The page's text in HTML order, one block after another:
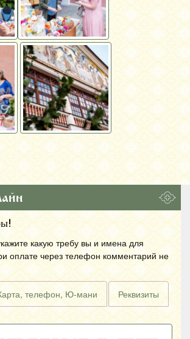
какую требу вы и имена для
оплате через телефон комментарий не
телефон, Ю-мани Реквизиты